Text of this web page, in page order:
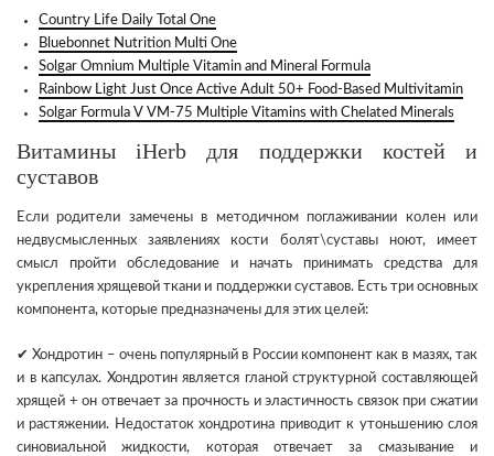
Country Life Daily Total One
Bluebonnet Nutrition Multi One
Solgar Omnium Multiple Vitamin and Mineral Formula
Rainbow Light Just Once Active Adult 50+ Food-Based Multivitamin
Solgar Formula V VM-75 Multiple Vitamins with Chelated Minerals
Витамины iHerb для поддержки костей и
суставов
Если родители замечены в методичном поглаживании колен или
недвусмысленных заявлениях кости болят\суставы ноют, имеет
смысл пройти обследование и начать принимать средства для
укрепления хрящевой ткани и поддержки суставов. Есть три основных
компонента, которые предназначены для этих целей:
✔ Хондротин – очень популярный в России компонент как в мазях, так
и в капсулах. Хондротин является гланой структурной составляющей
хрящей + он отвечает за прочность и эластичность связок при сжатии
и растяжении. Недостаток хондротина приводит к утоньшению слоя
синовиальной жидкости, которая отвечает за смазывание и